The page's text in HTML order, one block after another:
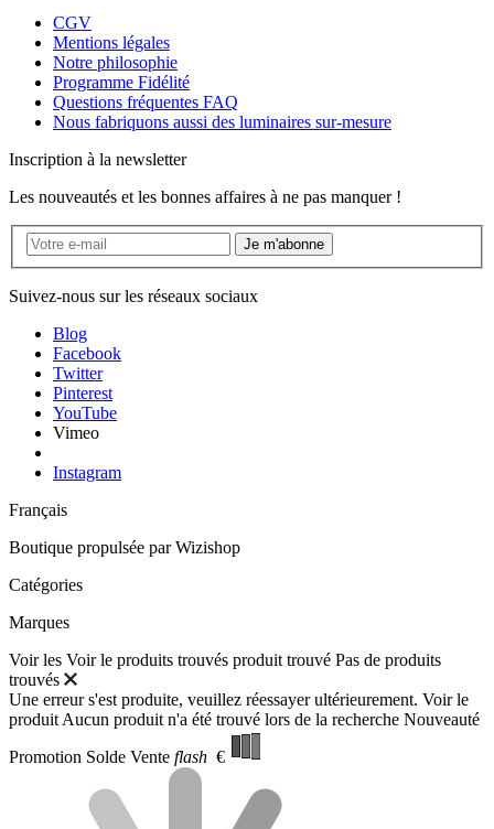
CGV
Mentions légales
Notre philosophie
Programme Fidélité
Questions fréquentes FAQ
Nous fabriquons aussi des luminaires sur-mesure
Inscription à la newsletter
Les nouveautés et les bonnes affaires à ne pas manquer !
Je m'abonne
Suivez-nous sur les réseaux sociaux
Blog
Facebook
Twitter
Pinterest
YouTube
Vimeo
Instagram
Français
Boutique propulsée parWizishop
Catégories
Marques
Voir les Voir le produits trouvés produit trouvé Pas de produits
trouvés
Une erreur s'est produite, veuillez réessayer ultérieurement. Voir le
produit Aucun produit n'a été trouvé lors de la recherche Nouveauté
Promotion Solde Vente flash €